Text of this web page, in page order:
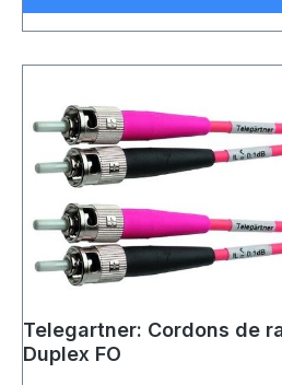
Telegartner: Cordons de
Duplex FO